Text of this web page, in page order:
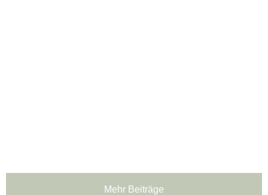
Mehr Beiträge